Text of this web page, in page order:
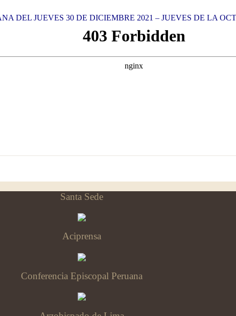
DEL JUEVES 30 DE DICIEMBRE 2021 – JUEVES DE LA
Santa Sede
Aciprensa
Conferencia Episcopal Peruana